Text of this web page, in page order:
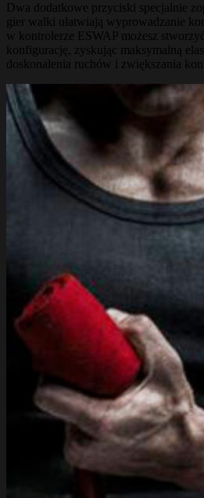
Dwa dodatkowe przyciski specjalnie
gier walki ułatwiają wyprowadzanie
w kontrolerze ESWAP możesz
konfigurację, zyskując maksymalną
doskonalenia ruchów i zwiększania